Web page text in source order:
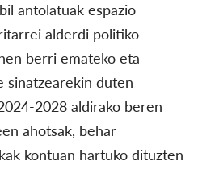
antolatuak espazio
alderdi politiko
berri emateko eta
sinatzearekin duten
2028 aldirako beren
ahotsak, behar
kontuan hartuko dituzten